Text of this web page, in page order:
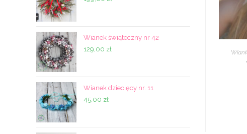
Wianek świąteczny nr 42
129,00 zł
Wianek dziecięcy nr. 11
45,00 zł